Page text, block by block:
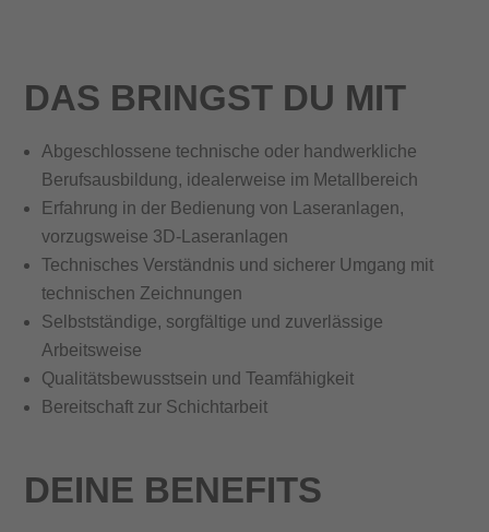
DAS BRINGST DU MIT
Abgeschlossene technische oder handwerkliche
Berufsausbildung, idealerweise im Metallbereich
Erfahrung in der Bedienung von Laseranlagen,
vorzugsweise 3D-Laseranlagen
Technisches Verständnis und sicherer Umgang mit
technischen Zeichnungen
Selbstständige, sorgfältige und zuverlässige
Arbeitsweise
Qualitätsbewusstsein und Teamfähigkeit
Bereitschaft zur Schichtarbeit
DEINE BENEFITS